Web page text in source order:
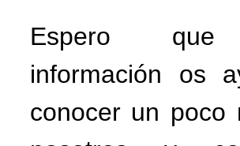
Espero
información os
conocer un poco